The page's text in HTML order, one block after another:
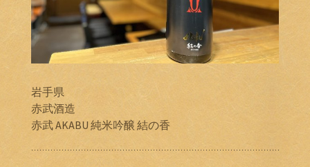
岩手県
赤武酒造
赤武 AKABU 純米吟醸 結の香